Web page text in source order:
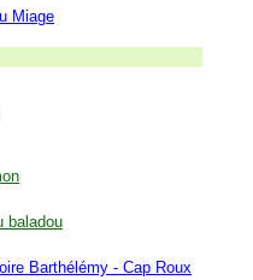
Miage
baladou
Barthélémy - Cap Roux